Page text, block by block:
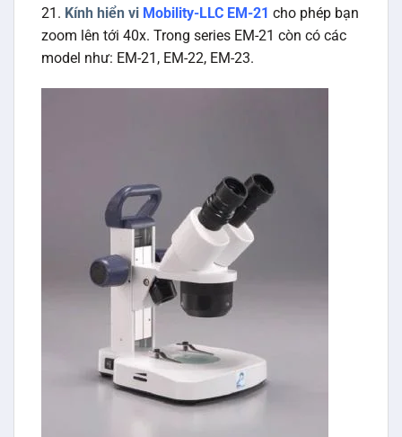
21. Kính hiển vi Mobility-LLC EM-21 cho phép bạn
zoom lên tới 40x. Trong series EM-21 còn có các
model như: EM-21, EM-22, EM-23.